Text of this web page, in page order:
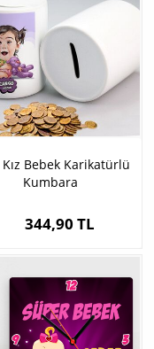
Bebek Karikatürlü
Kumbara
344,90 TL